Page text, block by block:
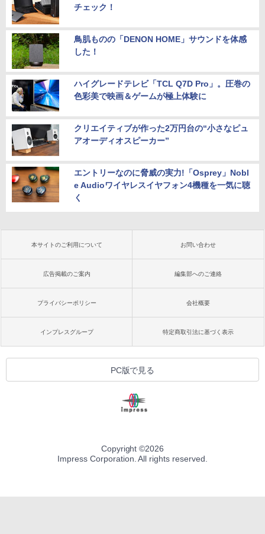
チェック！
鳥肌ものの「DENON HOME」サウンドを体感
した！
ハイグレードテレビ「TCL Q7D Pro」。圧巻の
色彩美で映画＆ゲームが極上体験に
クリエイティブが作った2万円台の“小さなピュ
アオーディオスピーカー”
エントリーなのに脅威の実力!「Osprey」Nobl
e Audioワイヤレスイヤフォン4機種を一気に聴
く
本サイトのご利用について お問い合わせ
広告掲載のご案内 編集部へのご連絡
プライバシーポリシー 会社概要
インプレスグループ 特定商取引法に基づく表示
PC版で見る
Copyright ©2026
Impress Corporation. All rights reserved.